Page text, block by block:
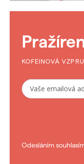
KOFEINOVÁ
Odesláním